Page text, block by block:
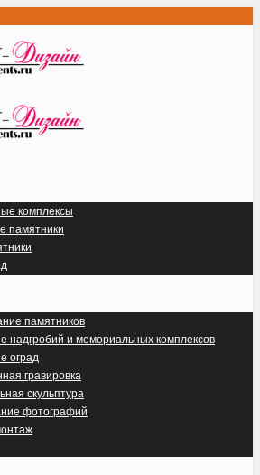
комплексы
памятники
памятников
надгробий и мемориальных комплексов
оград
гравировка
скульптура
фотографий